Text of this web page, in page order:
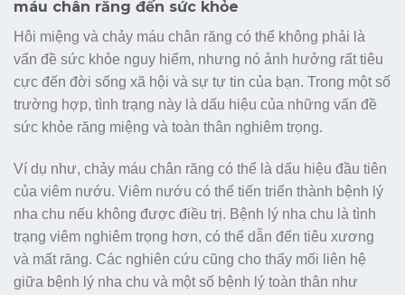
máu chân răng đến sức khỏe
Hôi miệng và chảy máu chân răng có thể không phải là
vấn đề sức khỏe nguy hiểm, nhưng nó ảnh hưởng rất tiêu
cực đến đời sống xã hội và sự tự tin của bạn. Trong một số
trường hợp, tình trạng này là dấu hiệu của những vấn đề
sức khỏe răng miệng và toàn thân nghiêm trọng.
Ví dụ như, chảy máu chân răng có thể là dấu hiệu đầu tiên
của viêm nướu. Viêm nướu có thể tiến triển thành bệnh lý
nha chu nếu không được điều trị. Bệnh lý nha chu là tình
trạng viêm nghiêm trọng hơn, có thể dẫn đến tiêu xương
và mất răng. Các nghiên cứu cũng cho thấy mối liên hệ
giữa bệnh lý nha chu và một số bệnh lý toàn thân như